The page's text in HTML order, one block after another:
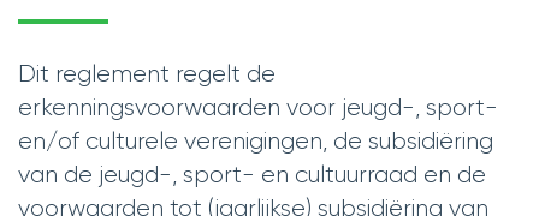
Dit reglement regelt de
erkenningsvoorwaarden voor jeugd-, sport-
en/of culturele verenigingen, de subsidiëring
van de jeugd-, sport- en cultuurraad en de
voorwaarden tot (jaarlijkse) subsidiëring van